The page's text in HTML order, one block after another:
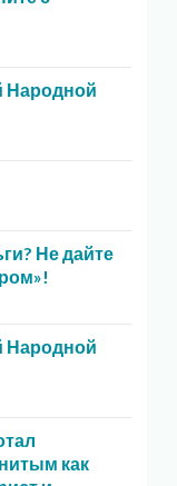
Народной
Не дайте
Народной
как